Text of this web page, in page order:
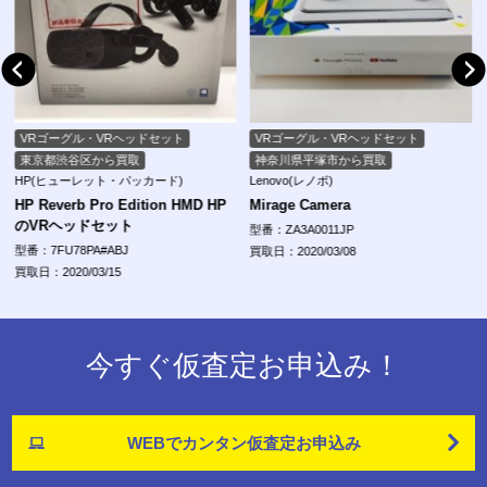
VRゴーグル・VRヘッドセット
東京都渋谷区から買取
HP(ヒューレット・パッカード)
HP Reverb Pro Edition HMD HP
のVRヘッドセット
型番：7FU78PA#ABJ
買取日：2020/03/15
VRゴーグル・VRヘッドセット
神奈川県平塚市から買取
Lenovo(レノボ)
Mirage Camera
型番：ZA3A0011JP
買取日：2020/03/08
今すぐ仮査定お申込み！
WEBでカンタン仮査定お申込み